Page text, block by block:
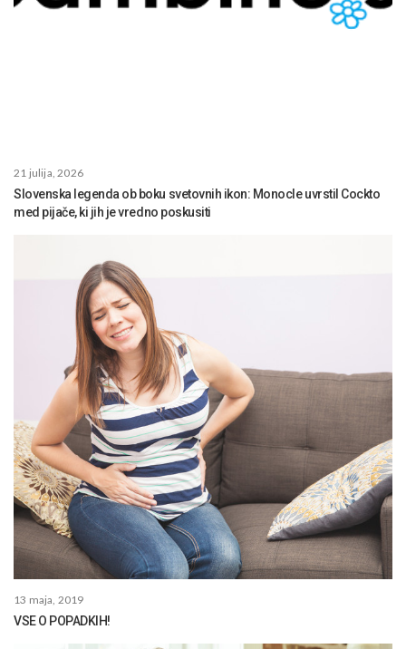
21 julija, 2026
Slovenska legenda ob boku svetovnih ikon: Monocle uvrstil Cockto
med pijače, ki jih je vredno poskusiti
13 maja, 2019
VSE O POPADKIH!